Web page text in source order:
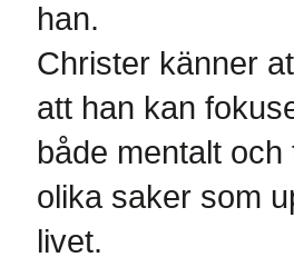
han.
Christer känner
att han kan
både mentalt
olika saker som
livet.